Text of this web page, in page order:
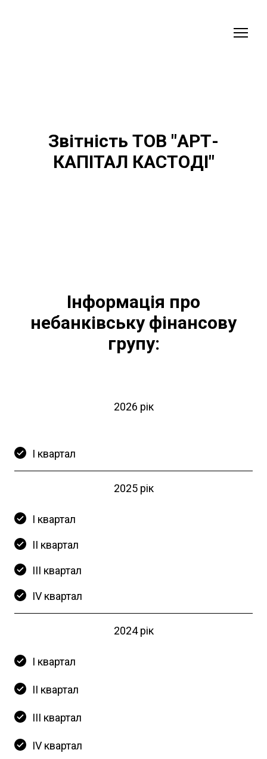
Звітність ТОВ "АРТ-
КАПІТАЛ КАСТОДІ"
Інформація про
небанківську фінансову
групу:
2026 рік
І квартал
2025 рік
І квартал
ІI квартал
ІІI квартал
ІV квартал
2024 рік
І квартал
ІI квартал
ІII квартал
ІV квартал